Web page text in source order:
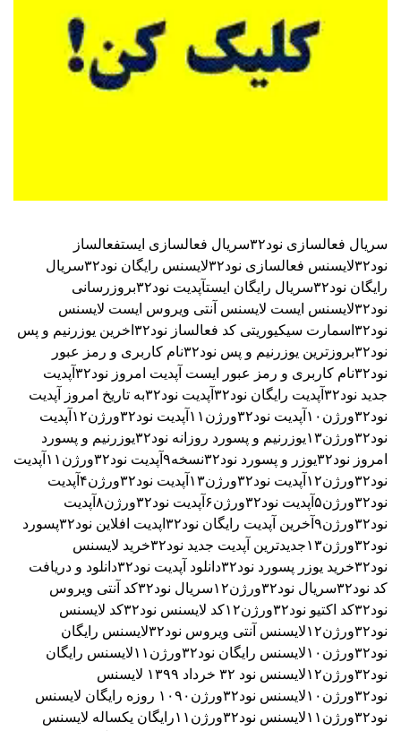
سریال فعالسازی نود۳۲ سریال فعالسازی ایستفعالساز
نود۳۲
لایسنس فعالسازی نود۳۲ لایسنس رایگان نود۳۲
سریال
رایگان نود۳۲
سریال رایگان ایستآپدیت نود۳۲
بروزرسانی
نود۳۲
لایسنس ایست لایسنس آنتی ویروس ایست لایسنس
نود۳۲اسمارت سیکیوریتی
کد فعالساز نود۳۲
اخرین یوزرنیم و پس
نود۳۲
بروزترین یوزرنیم و پس نود۳۲
نام کاربری و رمز عبور
نود۳۲
نام کاربری و رمز عبور ایست آپدیت امروز نود۳۲
آپدیت
جدید نود۳۲
آپدیت رایگان نود۳۲ آپدیت نود۳۲به تاریخ امروز
آپدیت
نود۳۲ورژن۱۰
آپدیت نود۳۲ورژن۱۱ آپدیت نود۳۲ورژن۱۲
آپدیت
نود۳۲ورژن۱۳
یوزرنیم و پسورد روزانه نود۳۲
یوزرنیم و پسورد
امروز نود۳۲
یوزر و پسورد نود۳۲نسخه۹ آپدیت نود۳۲ورژن۱۱
آپدیت
نود۳۲ورژن۱۲
آپدیت نود۳۲ورژن۱۳ آپدیت نود۳۲ورژن۴
آپدیت
نود۳۲ورژن۵
آپدیت نود۳۲ورژن۶ آپدیت نود۳۲ورژن۸
آپدیت
نود۳۲ورژن۹
آخرین آپدیت رایگان نود۳۲ اپدیت افلاین نود۳۲
پسورد
نود۳۲ورژن۱۳
جدیدترین آپدیت جدید نود۳۲
خرید لایسنس
نود۳۲
خرید یوزر پسورد نود۳۲ دانلود آپدیت نود۳۲
دانلود و دریافت
کد نود۳۲
سریال نود۳۲ورژن۱۲ سریال نود۳۲
کد آنتی ویروس
نود۳۲
کد اکتیو نود۳۲ورژن۱۲ کد لایسنس نود۳۲
کد لایسنس
نود۳۲ورژن۱۲
لایسنس آنتی ویروس نود۳۲
لایسنس رایگان
نود۳۲ورژن۱۰
لایسنس رایگان نود۳۲ورژن۱۱
لایسنس رایگان
نود۳۲ورژن۱۲
لایسنس نود ۳٢ خرداد ۱۳۹۹
لایسنس
نود۳۲ورژن۱۰
لایسنس نود۳۲ورژن۱۰۹۰ روزه رایگان
لایسنس
نود۳۲ورژن۱۱
لایسنس نود۳۲ورژن۱۱رایگان یکساله لایسنس